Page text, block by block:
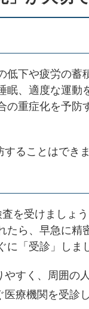
低下や疲労の
、適度な運動
の重症化を予
ることはできま
を受けましょう
ら、早急に精
「受診」しま
すく、周囲の
療機関を受診し